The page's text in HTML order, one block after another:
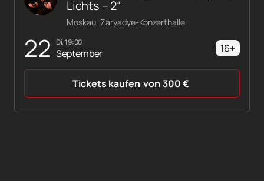
22 Di, 19:00
September
Lichts – 2“
Moskau, Zaryadye-Konzerthalle
16+
Tickets kaufen von 300€